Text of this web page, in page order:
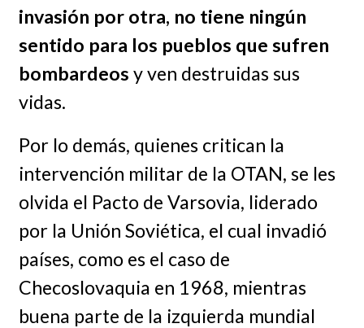
invasión por otra, no tiene ningún
sentido para los pueblos que sufren
bombardeos y ven destruidas sus
vidas.
Por lo demás, quienes critican la
intervención militar de la OTAN, se les
olvida el Pacto de Varsovia, liderado
por la Unión Soviética, el cual invadió
países, como es el caso de
Checoslovaquia en 1968, mientras
buena parte de la izquierda mundial